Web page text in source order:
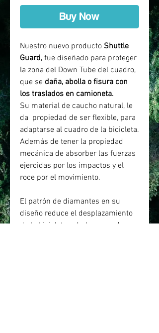
Buy Now
Nuestro nuevo producto Shuttle
Guard, fue diseñado para proteger
la zona del Down Tube del cuadro,
que se daña, abolla o fisura con
los traslados en camioneta.
Su material de caucho natural, le
da propiedad de ser flexible, para
adaptarse al cuadro de la bicicleta.
Además de tener la propiedad
mecánica de absorber las fuerzas
ejercidas por los impactos y el
roce por el movimiento.
El patrón de diamantes en su
diseño reduce el desplazamiento
de la bicicletas, dado que reduce